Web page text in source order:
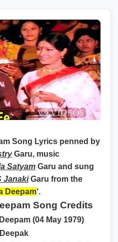
Song Lyrics penned by
Garu, music
Satyam Garu and sung
JanakiGaru from the
Deepam‘.
Song Credits
(04 May 1979)